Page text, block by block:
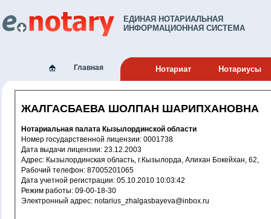
ЕДИНАЯ НОТАРИАЛЬНАЯ
ИНФОРМАЦИОННАЯ СИСТЕМА
Главная Нотариат Нотариусы
ЖАЛГАСБАЕВА ШОЛПАН ШАРИПХАНОВНА
Нотариальная палата Кызылординской области
Номер государственной лицензии: 0001738
Дата выдачи лицензии: 23.12.2003
Адрес: Кызылординская область, г.Кызылорда, Алихан Бокейхан, 62,
Рабочий телефон: 87005201065
Дата учетной регистрации: 05.10.2010 10:03:42
Режим работы: 09-00-18-30
Электронный адрес: notarius_zhalgasbayeva@inbox.ru